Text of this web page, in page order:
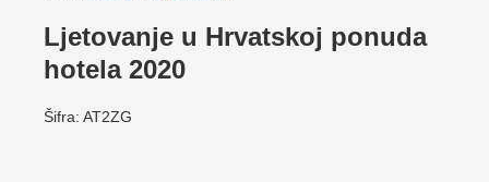
Ljetovanje u Hrvatskoj ponuda
hotela 2020
Šifra: AT2ZG